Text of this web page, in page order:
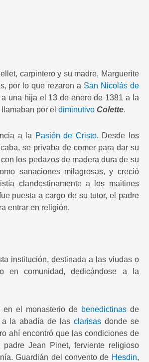
carpintero y su madre, Marguerite
por lo que rezaron a San Nicolás de
una hija el 13 de enero de 1381 a la
por el diminutivo Colette.
a la Pasión de Cristo. Desde los
se privaba de comer para dar su
los pedazos de madera dura de su
sanaciones milagrosas, y creció
clandestinamente a los maitines
puesta a cargo de su tutor, el padre
entrar en religión.
institución, destinada a las viudas o
en comunidad, dedicándose a la
en el monasterio de benedictinasde
a la abadía de las clarisasdonde se
ahí encontró que las condiciones de
Jean Pinet, ferviente religioso
Guardián del convento de Hesdin,